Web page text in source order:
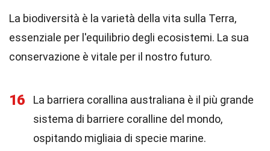
La biodiversità è la varietà della vita sulla Terra,
essenziale per l'equilibrio degli ecosistemi. La sua
conservazione è vitale per il nostro futuro.
16
La barriera corallina australiana è il più grande
sistema di barriere coralline del mondo,
ospitando migliaia di specie marine.